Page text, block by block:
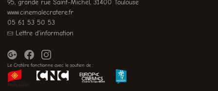
95, grande rue Saint-Michel, 31400 Toulouse
www.cinemalecratere.fr
05 61 53 50 53
Lettre d'information
Le Cratère fonctionne avec le soutien de :